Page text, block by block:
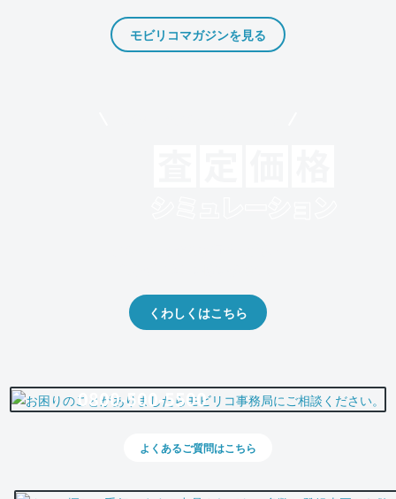
モビリコマガジンを見る
くわしくはこちら
0800-500-5500
よくあるご質問はこちら